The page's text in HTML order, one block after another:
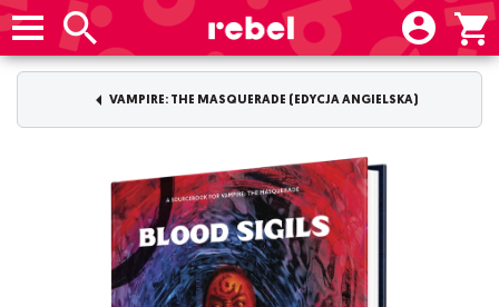
VAMPIRE: THE MASQUERADE (EDYCJA ANGIELSKA)